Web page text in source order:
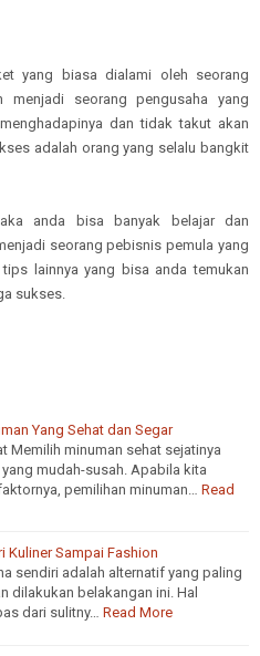
yang biasa dialami oleh seorang
seorang pengusaha yang
dan tidak takut akan
adalah orang yang selalu bangkit
anda bisa banyak belajar dan
seorang pebisnis pemula yang
lainnya yang bisa anda temukan
sukses.
Yang Sehat dan Segar
Memilih minuman sehat sejatinya
mudah-susah. Apabila kita
pemilihan minuman…
Read
Kuliner Sampai Fashion
sendiri adalah alternatif yang paling
dilakukan belakangan ini. Hal
dari sulitny…
Read More